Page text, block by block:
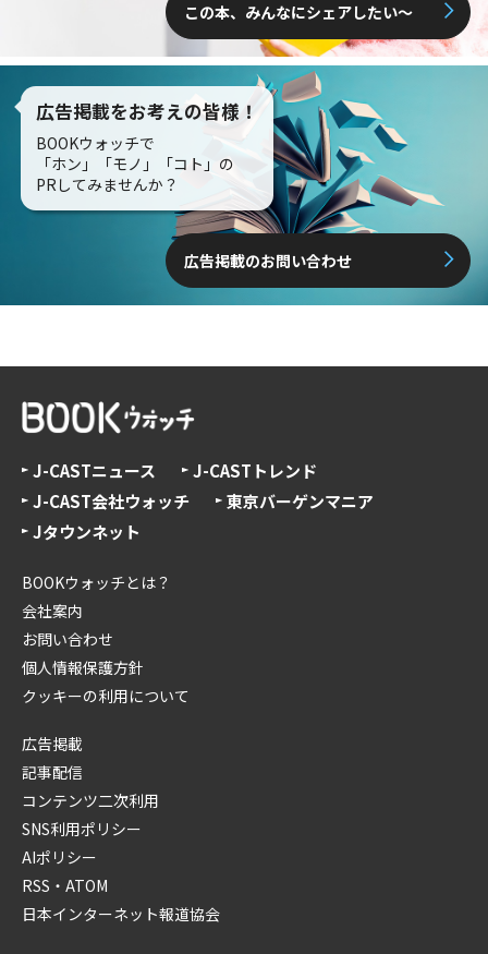
この本、みんなにシェアしたい〜
広告掲載をお考えの皆様！
BOOKウォッチで
「ホン」「モノ」「コト」の
PRしてみませんか？
広告掲載のお問い合わせ
J-CASTニュース
J-CASTトレンド
J-CAST会社ウォッチ
東京バーゲンマニア
Jタウンネット
BOOKウォッチとは？
会社案内
お問い合わせ
個人情報保護方針
クッキーの利用について
広告掲載
記事配信
コンテンツ二次利用
SNS利用ポリシー
AIポリシー
RSS・ATOM
日本インターネット報道協会